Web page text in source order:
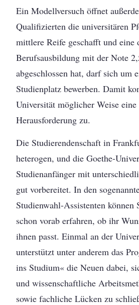
Ein Modellversuch öffnet
Qualifizierten die universitären
mittlere Reife geschafft und eine
Berufsausbildung mit der Note
abgeschlossen hat, darf sich um
Studienplatz bewerben. Damit
Universität möglicher Weise eine
Herausforderung zu.
Die Studierendenschaft in
heterogen, und die Goethe-
Studienanfänger mit
gut vorbereitet. In den
Studienwahl-Assistenten können
schon vorab erfahren, ob ihr
ihnen passt. Einmal an der
unterstützt unter anderem das
ins Studium« die Neuen dabei,
und wissenschaftliche
sowie fachliche Lücken zu